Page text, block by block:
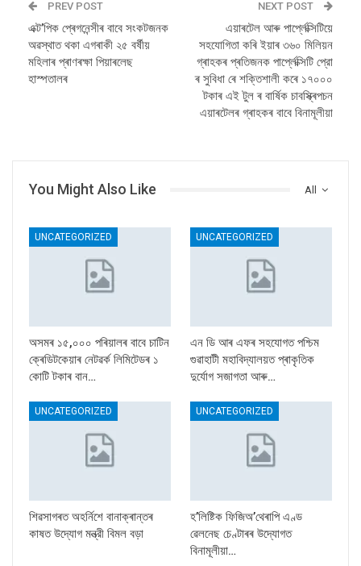
PREV POST
এক্ট’পিক প্ৰেগনেন্সীৰ বাবে সংকটজনক
অৱস্থাত থকা এগৰাকী ২৫ বৰ্ষীয়
মহিলাৰ প্ৰাণৰক্ষা পিয়াৰলেছ
হাস্পতালৰ
NEXT POST
এয়াৰটেল আৰু পাৰ্প্লেক্সিটিয়ে
সহযোগিতা কৰি ইয়াৰ ৩৬০ মিলিয়ন
গ্ৰাহকৰ প্ৰতিজনক পাৰ্প্লেক্সিটি প্রো
ৰ সুবিধা ৰে শক্তিশালী কৰে ১৭০০০
টকাৰ এই টুল ৰ বাৰ্ষিক চাবস্ক্ৰিপচন
এয়াৰটেলৰ গ্ৰাহকৰ বাবে বিনামূলীয়া
All
You Might Also Like
UNCATEGORIZED
অসমৰ ১৫,০০০ পৰিয়ালৰ বাবে চাটিন
ক্ৰেডিটকেয়াৰ নেটৱৰ্ক লিমিটেডৰ ১
কোটি টকাৰ বান…
UNCATEGORIZED
এন ডি আৰ এফৰ সহযোগত পশ্চিম
গুৱাহাটী মহাবিদ্যালয়ত প্ৰাকৃতিক
দুৰ্যোগ সজাগতা আৰু…
UNCATEGORIZED
শিৱসাগৰত অহৰ্নিশে বানাক্ৰান্তৰ
কাষত উদ্যোগ মন্ত্রী বিমল বড়া
UNCATEGORIZED
হ’লিষ্টিক ফিজিঅ’থেৰাপি এণ্ড
ৱেলনেছ চেণ্টাৰৰ উদ্যোগত
বিনামূলীয়া…